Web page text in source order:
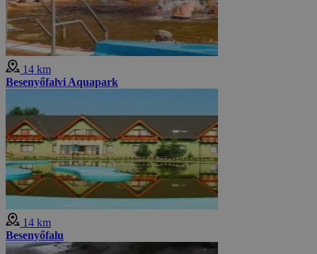
14 km
Besenyőfalvi Aquapark
14 km
Besenyőfalu